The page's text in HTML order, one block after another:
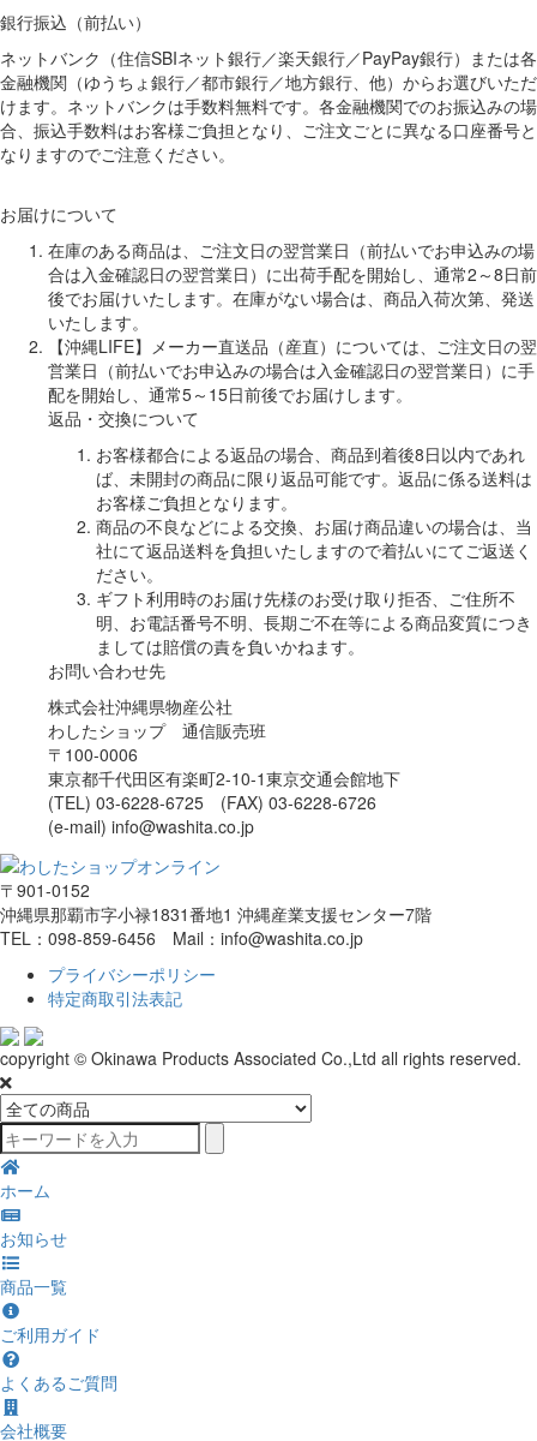
銀行振込（前払い）
ネットバンク（住信SBIネット銀行／楽天銀行／PayPay銀行）または各
金融機関（ゆうちょ銀行／都市銀行／地方銀行、他）からお選びいただ
けます。ネットバンクは手数料無料です。各金融機関でのお振込みの場
合、振込手数料はお客様ご負担となり、ご注文ごとに異なる口座番号と
なりますのでご注意ください。
お届けについて
在庫のある商品は、ご注文日の翌営業日（前払いでお申込みの場
合は入金確認日の翌営業日）に出荷手配を開始し、通常2～8日前
後でお届けいたします。在庫がない場合は、商品入荷次第、発送
いたします。
【沖縄LIFE】メーカー直送品（産直）については、ご注文日の翌
営業日（前払いでお申込みの場合は入金確認日の翌営業日）に手
配を開始し、通常5～15日前後でお届けします。
返品・交換について
お客様都合による返品の場合、商品到着後8日以内であれ
ば、未開封の商品に限り返品可能です。返品に係る送料は
お客様ご負担となります。
商品の不良などによる交換、お届け商品違いの場合は、当
社にて返品送料を負担いたしますので着払いにてご返送く
ださい。
ギフト利用時のお届け先様のお受け取り拒否、ご住所不
明、お電話番号不明、長期ご不在等による商品変質につき
ましては賠償の責を負いかねます。
お問い合わせ先
株式会社沖縄県物産公社
わしたショップ 通信販売班
〒100-0006
東京都千代田区有楽町2-10-1東京交通会館地下
(TEL) 03-6228-6725 (FAX) 03-6228-6726
(e-mail) info@washita.co.jp
〒901-0152
沖縄県那覇市字小禄1831番地1 沖縄産業支援センター7階
TEL：098-859-6456 Mail：info@washita.co.jp
プライバシーポリシー
特定商取引法表記
copyright © Okinawa Products Associated Co.,Ltd all rights reserved.
ホーム
お知らせ
商品一覧
ご利用ガイド
よくあるご質問
会社概要